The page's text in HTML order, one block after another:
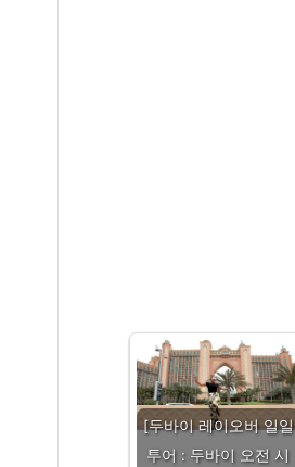
[두바이 레이오버 일일
투어 : 두바이 오전 시